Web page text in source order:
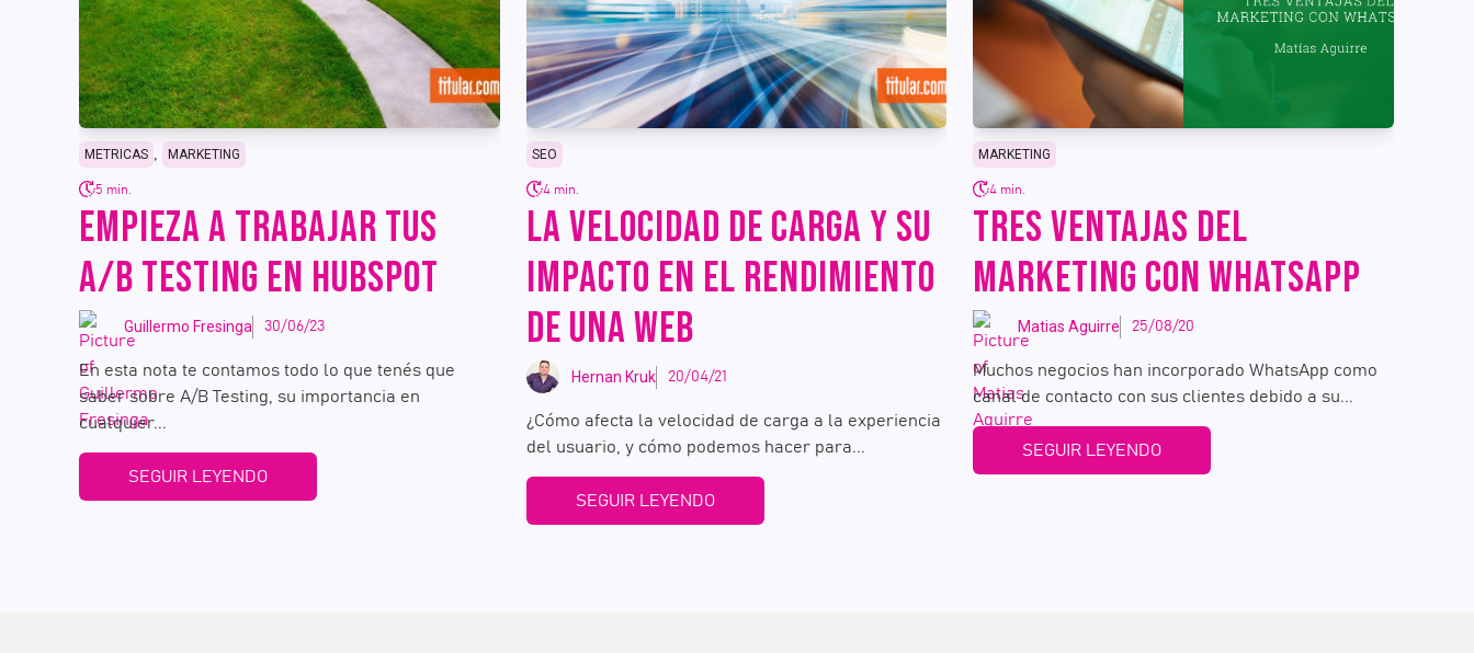
METRICAS , MARKETING
5 min.
EMPIEZA A TRABAJAR TUS
A/B TESTING EN HUBSPOT
Guillermo Fresinga 30/06/23
En esta nota te contamos todo lo que tenés que
saber sobre A/B Testing, su importancia en
cualquier...
SEGUIR LEYENDO
SEO
4 min.
LA VELOCIDAD DE CARGA Y SU
IMPACTO EN EL RENDIMIENTO
DE UNA WEB
Hernan Kruk 20/04/21
¿Cómo afecta la velocidad de carga a la experiencia
del usuario, y cómo podemos hacer para...
SEGUIR LEYENDO
MARKETING
4 min.
TRES VENTAJAS DEL
MARKETING CON WHATSAPP
Matias Aguirre 25/08/20
Muchos negocios han incorporado WhatsApp como
canal de contacto con sus clientes debido a su...
SEGUIR LEYENDO